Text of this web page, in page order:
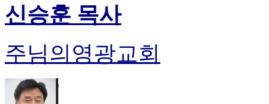
신승훈 목사
주님의영광교회